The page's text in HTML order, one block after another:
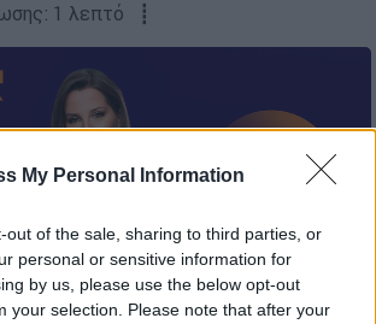
My Personal Information
out of the sale, sharing to third parties, or
personal or sensitive information for
by us, please use the below opt-out
your selection. Please note that after your
1 λεπτό ┋